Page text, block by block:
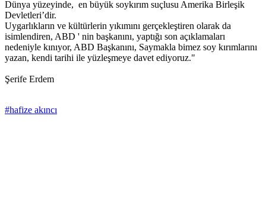
Dünya yüzeyinde, en büyük soykırım suçlusu Amerika Birleşik
Devletleri’dir.
Uygarlıkların ve kültürlerin yıkımını gerçekleştiren olarak da
isimlendiren, ABD ' nin başkanını, yaptığı son açıklamaları
nedeniyle kınıyor, ABD Başkanını, Saymakla bimez soy kırımlarını
yazan, kendi tarihi ile yüzleşmeye davet ediyoruz."
Şerife Erdem
#hafize akıncı